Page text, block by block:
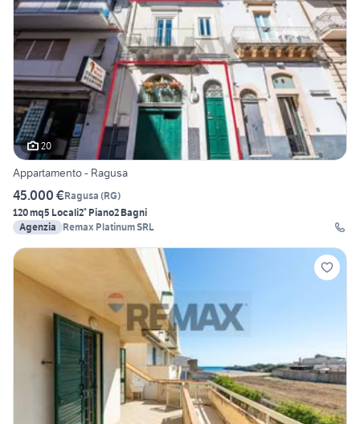
20
Appartamento - Ragusa
45.000 €Ragusa (RG)
120 mq5 Locali2° Piano2 Bagni
Agenzia
Remax Platinum SRL